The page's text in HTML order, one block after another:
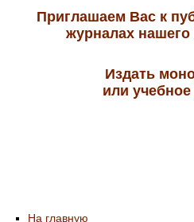
Приглашаем Вас к
журналах нашего
Издать
или
На главную